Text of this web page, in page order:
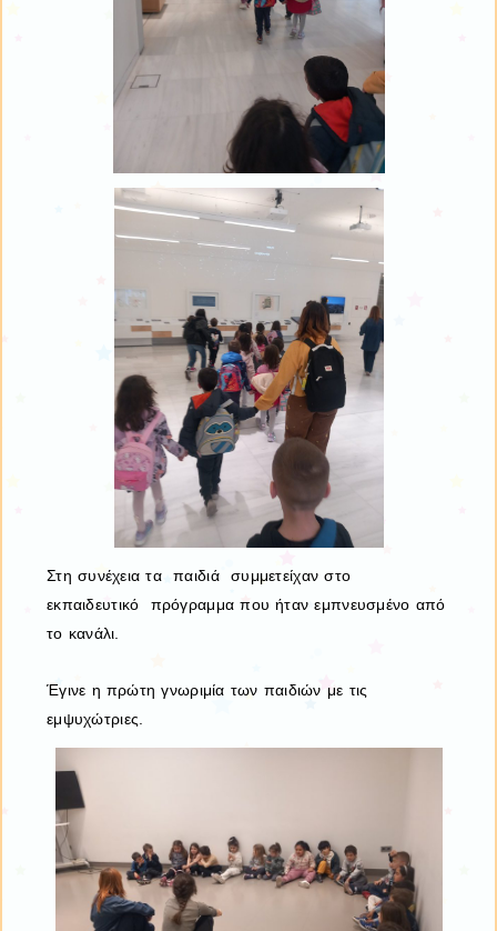
Στη συνέχεια τα παιδιά συμμετείχαν στο
εκπαιδευτικό πρόγραμμα που ήταν εμπνευσμένο από
το κανάλι.
Έγινε η πρώτη γνωριμία των παιδιών με τις
εμψυχώτριες.